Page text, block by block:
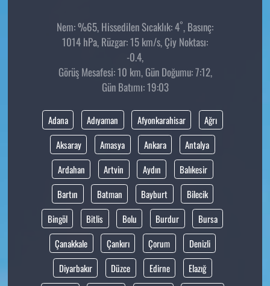
Nem: %65, Hissedilen Sıcaklık: 4°, Basınç:
1014 hPa, Rüzgar: 15 km/s, Çiy Noktası:
-0.4,
Görüş Mesafesi: 10 km, Gün Doğumu: 7:12,
Gün Batımı: 19:03
Adana Adıyaman Afyonkarahisar
Ağrı
Aksaray
Amasya Ankara
Antalya
Ardahan
Artvin Aydın
Balıkesir
Bartın
Batman Bayburt
Bilecik
Bingöl
Bitlis Bolu Burdur
Bursa
Çanakkale
Çankırı Çorum
Denizli
Diyarbakır
Düzce Edirne
Elazığ